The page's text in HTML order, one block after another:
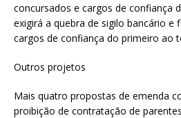
concursados e cargos de confiança
exigirá a quebra de sigilo bancário e
cargos de confiança do primeiro ao
Outros projetos
Mais quatro propostas de emenda
proibição de contratação de